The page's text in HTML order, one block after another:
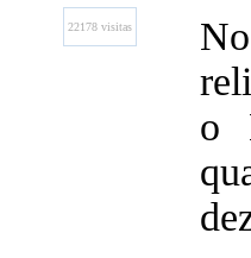
22178 visitas
o